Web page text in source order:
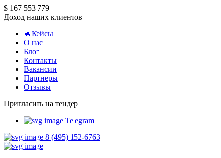
$ 167 553 779
Доход наших клиентов
🔥Кейсы
О нас
Блог
Контакты
Вакансии
Партнеры
Отзывы
Пригласить на тендер
Telegram
8 (495) 152-6763